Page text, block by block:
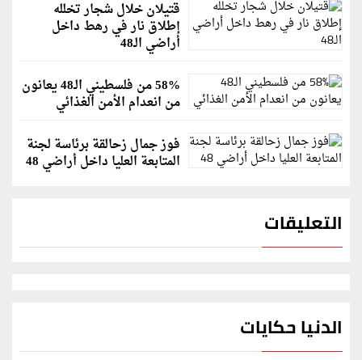
قتيلان خلال شجار تخلله
إطلاق نار في رهط داخل
أراضي الـ48
58% من فلسطيني الـ48 يعانون
من انعدام الأمن الغذائي
فوز جمال زحالقة برئاسة لجنة
المتابعة العليا داخل أراضي 48
التعليقات
الدنيا حكايات